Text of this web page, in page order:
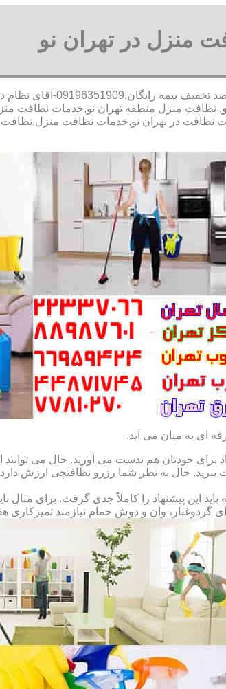
منزل در تهران نو
30 در صد تخفیف بیمه
, نظافت منزل منطقه تهران نو,خدمات نظافت
نظافت در تهران نو,خدمات نظافت
ای به میان می آید.
خودتان هم بدست می آورید. حال می توانید
ببرید. حال به نظر شما رزرو نظافتچی ارزش
این پیشنهاد را کاملاً جدی گرفت. برای مثال
وان و دوش حمام نیازمند تمیزکاری